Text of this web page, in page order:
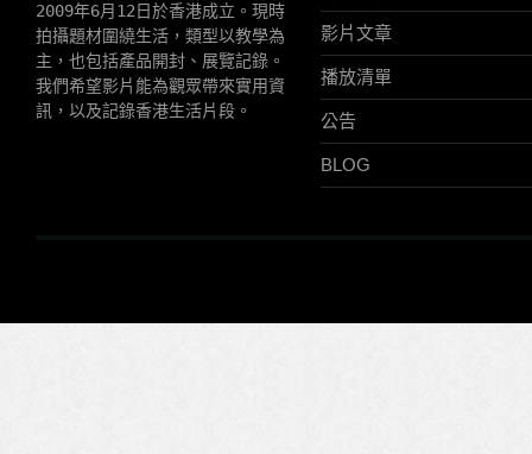
2009年6月12日於香港成立。現時
拍攝題材圍繞生活，類型以教學為
主，也包括產品開封、展覽記錄。
我們希望影片能為觀眾帶來實用資
訊，以及記錄香港生活片段。
影片文章
播放清單
公告
BLOG